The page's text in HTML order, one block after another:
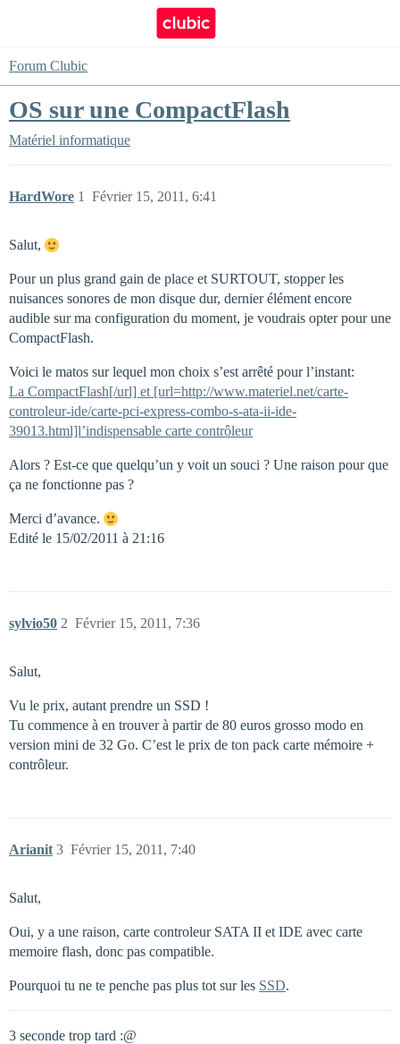
Forum Clubic
OS sur une CompactFlash
Matériel informatique
HardWore Février 15, 2011, 6:41
1
Salut,
Pour un plus grand gain de place et SURTOUT, stopper les
nuisances sonores de mon disque dur, dernier élément encore
audible sur ma configuration du moment, je voudrais opter pour une
CompactFlash.
Voici le matos sur lequel mon choix s’est arrêté pour l’instant:
La CompactFlash[/url] et [url=http://www.materiel.net/carte-
controleur-ide/carte-pci-express-combo-s-ata-ii-ide-
39013.html]l’indispensable carte contrôleur
Alors ? Est-ce que quelqu’un y voit un souci ? Une raison pour que
ça ne fonctionne pas ?
Merci d’avance.
Edité le 15/02/2011 à 21:16
sylvio50 Février 15, 2011, 7:36
2
Salut,
Vu le prix, autant prendre un SSD !
Tu commence à en trouver à partir de 80 euros grosso modo en
version mini de 32 Go. C’est le prix de ton pack carte mémoire +
contrôleur.
Arianit Février 15, 2011, 7:40
3
Salut,
Oui, y a une raison, carte controleur SATA II et IDE avec carte
memoire flash, donc pas compatible.
Pourquoi tu ne te penche pas plus tot sur les SSD.
3 seconde trop tard :@